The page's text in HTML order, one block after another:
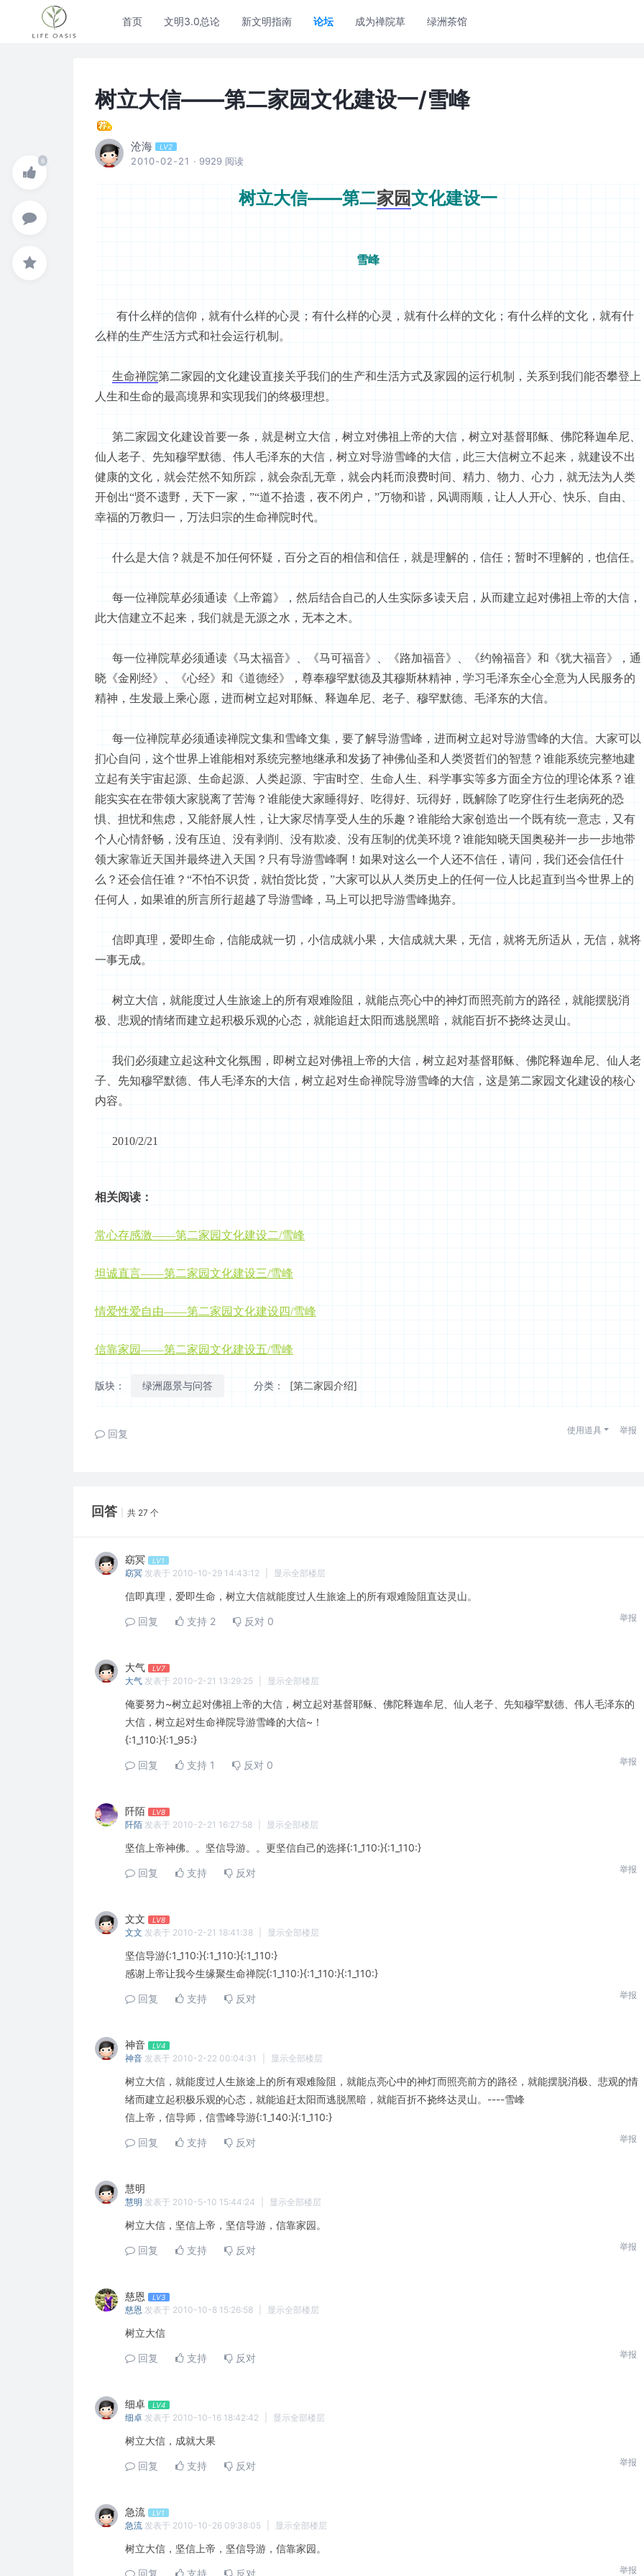
首页 文明3.0总论 新文明指南 论坛 成为禅院草 绿洲茶馆
树立大信——第二家园文化建设一/雪峰
沧海 LV2
2010-02-21 · 9929 阅读
树立大信——第二家园文化建设一
雪峰
有什么样的信仰，就有什么样的心灵；有什么样的心灵，就有什么样的文化；有什么样的文化，就有什
么样的生产生活方式和社会运行机制。
生命禅院第二家园 的文化建设直接关乎我们的生产和生活方式及家园 的运行机制，关系到我们能否攀登上
人生和生命的最高境界和实现我们的终极理想。
第二家园文化建设首要一条，就是树立大信，树立对佛祖上帝的大信，树立对基督耶稣、佛陀释迦牟尼、
仙人老子、先知穆罕默德、伟人毛泽东的大信，树立对导游雪峰的大信，此三大信树立不起来，就建设不出
健康的文化，就会茫然不知所踪，就会杂乱无章，就会内耗而浪费时间、精力、物力、心力，就无法为人类
开创出“贤不遗野，天下一家，”“道不拾遗，夜不闭户，”万物和谐，风调雨顺，让人人开心、快乐、自由、
幸福的万教归一，万法归宗的生命禅院时代。
什么是大信？就是不加任何怀疑，百分之百的相信和信任，就是理解的，信任；暂时不理解的，也信任。
每一位禅院草必须通读《上帝篇》，然后结合自己的人生实际多读天启，从而建立起对佛祖上帝的大信，
此大信建立不起来，我们就是无源之水，无本之木。
每一位禅院草必须通读《马太福音》、《马可福音》、《路加福音》、《约翰福音》和《犹大福音》，通
晓《金刚经》、《心经》和《道德经》，尊奉穆罕默德及其穆斯林精神，学习毛泽东全心全意为人民服务的
精神，生发最上乘心愿，进而树立起对耶稣、释迦牟尼、老子、穆罕默德、毛泽东的大信。
每一位禅院草必须通读禅院文集和雪峰文集，要了解导游雪峰，进而树立起对导游雪峰的大信。大家可以
扪心自问，这个世界上谁能相对系统完整地继承和发扬了神佛仙圣和人类贤哲们的智慧？谁能系统完整地建
立起有关宇宙起源、生命起源、人类起源、宇宙时空、生命人生、科学事实等多方面全方位的理论体系？谁
能实实在在带领大家脱离了苦海？谁能使大家睡得好、吃得好、玩得好，既解除了吃穿住行生老病死的恐
惧、担忧和焦虑，又能舒展人性，让大家尽情享受人生的乐趣？谁能给大家创造出一个既有统一意志，又有
个人心情舒畅，没有压迫、没有剥削、没有欺凌、没有压制的优美环境？谁能知晓天国奥秘并一步一步地带
领大家靠近天国并最终进入天国？只有导游雪峰啊！如果对这么一个人还不信任，请问，我们还会信任什
么？还会信任谁？“不怕不识货，就怕货比货，”大家可以从人类历史上的任何一位人比起直到当今世界上的
任何人，如果谁的所言所行超越了导游雪峰，马上可以把导游雪峰抛弃。
信即真理，爱即生命，信能成就一切，小信成就小果，大信成就大果，无信，就将无所适从，无信，就将
一事无成。
树立大信，就能度过人生旅途上的所有艰难险阻，就能点亮心中的神灯而照亮前方的路径，就能摆脱消
极、悲观的情绪而建立起积极乐观的心态，就能追赶太阳而逃脱黑暗，就能百折不挠终达灵山。
我们必须建立起这种文化氛围，即树立起对佛祖上帝的大信，树立起对基督耶稣、佛陀释迦牟尼、仙人老
子、先知穆罕默德、伟人毛泽东的大信，树立起对生命禅院导游雪峰的大信，这是第二家园文化建设的核心
内容。
2010/2/21
相关阅读：
常心存感激——第二家园文化建设二/雪峰
坦诚直言——第二家园文化建设三/雪峰
情爱性爱自由——第二家园文化建设四/雪峰
信靠家园——第二家园文化建设五/雪峰
版块： 绿洲愿景与问答 分类： [第二家园介绍]
回复 使用道具 举报
回答 共 27 个
窈冥 LV1
窈冥 发表于 2010-10-29 14:43:12 显示全部楼层
信即真理，爱即生命，树立大信就能度过人生旅途上的所有艰难险阻直达灵山。
回复 支持 2 反对 0 举报
大气 LV7
大气 发表于 2010-2-21 13:29:25 显示全部楼层
俺要努力~树立起对佛祖上帝的大信，树立起对基督耶稣、佛陀释迦牟尼、仙人老子、先知穆罕默德、伟人毛泽东的
大信，树立起对生命禅院导游雪峰的大信~！
{:1_110:}{:1_95:}
回复 支持 1 反对 0 举报
阡陌 LV8
阡陌 发表于 2010-2-21 16:27:58 显示全部楼层
坚信上帝神佛。。坚信导游。。更坚信自己的选择{:1_110:}{:1_110:}
回复 支持 反对 举报
文文 LV8
文文 发表于 2010-2-21 18:41:38 显示全部楼层
坚信导游{:1_110:}{:1_110:}{:1_110:}
感谢上帝让我今生缘聚生命禅院{:1_110:}{:1_110:}{:1_110:}
回复 支持 反对 举报
神音 LV4
神音 发表于 2010-2-22 00:04:31 显示全部楼层
树立大信，就能度过人生旅途上的所有艰难险阻，就能点亮心中的神灯而照亮前方的路径，就能摆脱消极、悲观的情
绪而建立起积极乐观的心态，就能追赶太阳而逃脱黑暗，就能百折不挠终达灵山。----雪峰
信上帝，信导师，信雪峰导游{:1_140:}{:1_110:}
回复 支持 反对 举报
慧明
慧明 发表于 2010-5-10 15:44:24 显示全部楼层
树立大信，坚信上帝，坚信导游，信靠家园。
回复 支持 反对 举报
慈恩 LV3
慈恩 发表于 2010-10-8 15:26:58 显示全部楼层
树立大信
回复 支持 反对 举报
细卓 LV4
细卓 发表于 2010-10-16 18:42:42 显示全部楼层
树立大信，成就大果
回复 支持 反对 举报
急流 LV1
急流 发表于 2010-10-26 09:38:05 显示全部楼层
树立大信，坚信上帝，坚信导游，信靠家园。
回复 支持 反对 举报